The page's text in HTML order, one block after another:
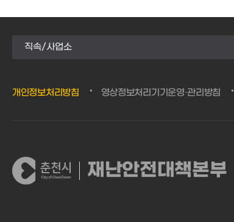
직속/사업소
개인정보처리방침 영상정보처리기기운영·관리방침
재난안전대책본부